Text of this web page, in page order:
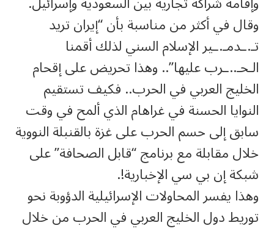
وقال في أكثر من مناسبة بأن “إيران تريد
تـ.ـدمـ.ـير الإسلام السني لذلك أقمنا
الـحـ..ـرب عليها”.. وهذا تحريض على إقحام
الخليج العربي في الحرب.. فكيف تستقيم
النوايا الحسنة في غراهام الذي ألمح في وقت
سابق إلى حسم الحرب على غزة بالقنبلة النووية
خلال مقابلة مع برنامج “قابل الصحافة” على
شبكة إن بي سي الإخبارية!.
وهذا يفسر المحاولات الإسرائيلية الدؤوبة نحو
توريط دول الخليج العربي في الحرب من خلال